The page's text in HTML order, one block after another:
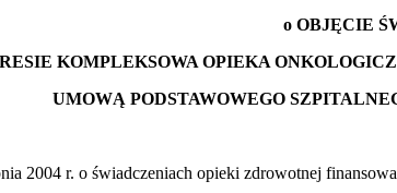
o OBJĘCIE
KOMPLEKSOWA OPIEKA
UMOWĄ PODSTAWOWEGO
2004 r. o świadczeniach opieki zdrowotnej